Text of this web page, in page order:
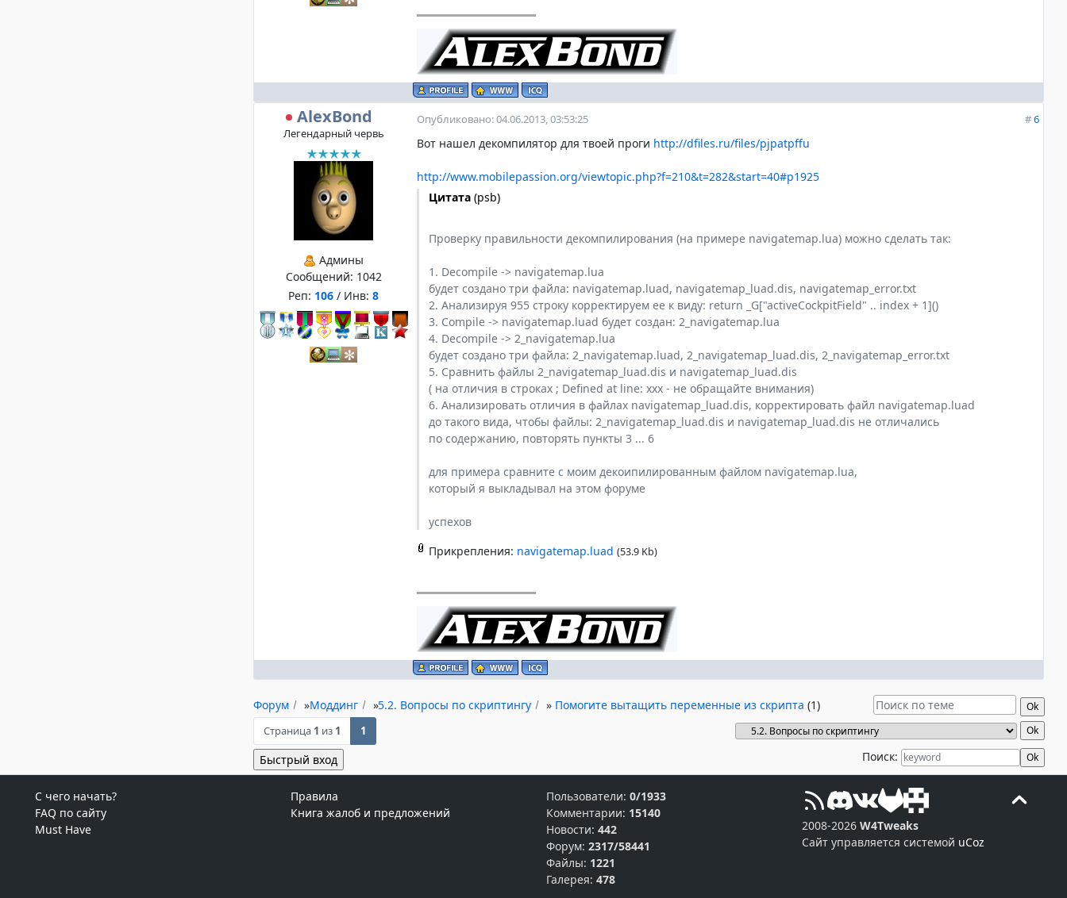
AlexBond
Легендарный червь
Админы
Сообщений: 1042
Реп: 106 / Инв: 8
#6
Опубликовано: 04.06.2013, 03:53:25
Вот нашел декомпилятор для твоей проги http://dfiles.ru/files/pjpatpffu
http://www.mobilepassion.org/viewtopic.php?f=210&t=282&start=40#p1925
Цитата (psb)
Проверку правильности декомпилирования (на примере navigatemap.lua) можно сделать так:
1. Decompile -> navigatemap.lua
будет создано три файла: navigatemap.luad, navigatemap_luad.dis, navigatemap_error.txt
2. Анализируя 955 строку корректируем ее к виду: return _G["activeCockpitField" .. index + 1]()
3. Compile -> navigatemap.luad будет создан: 2_navigatemap.lua
4. Decompile -> 2_navigatemap.lua
будет создано три файла: 2_navigatemap.luad, 2_navigatemap_luad.dis, 2_navigatemap_error.txt
5. Сравнить файлы 2_navigatemap_luad.dis и navigatemap_luad.dis
( на отличия в строках ; Defined at line: ххх - не обращайте внимания)
6. Анализировать отличия в файлах navigatemap_luad.dis, корректировать файл navigatemap.luad
до такого вида, чтобы файлы: 2_navigatemap_luad.dis и navigatemap_luad.dis не отличались
по содержанию, повторять пункты 3 ... 6
для примера сравните с моим декоипилированным файлом navigatemap.lua,
который я выкладывал на этом форуме
успехов
Прикрепления: navigatemap.luad (53.9 Kb)
Форум »Моддинг »5.2. Вопросы по скриптингу » Помогите вытащить переменные из скрипта (1)
Страница 1 из 1 1
Поиск:
С чего начать?
FAQ по сайту
Must Have
Правила
Книга жалоб и предложений
Пользователи: 0/1933
Комментарии: 15140
Новости: 442
Форум: 2317/58441
Файлы: 1221
Галерея: 478
2008-2026 W4Tweaks
Сайт управляется системой uCoz